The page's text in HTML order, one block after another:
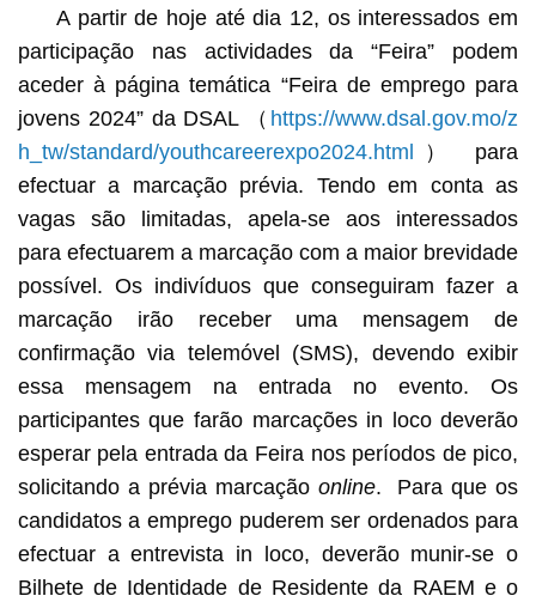
A partir de hoje até dia 12, os interessados em
participação nas actividades da “Feira” podem
aceder à página temática “Feira de emprego para
jovens 2024” da DSAL （ https://www.dsal.gov.mo/z
h_tw/standard/youthcareerexpo2024.html
） para
efectuar a marcação prévia. Tendo em conta as
vagas são limitadas, apela-se aos interessados
para efectuarem a marcação com a maior brevidade
possível. Os indivíduos que conseguiram fazer a
marcação irão receber uma mensagem de
confirmação via telemóvel (SMS), devendo exibir
essa mensagem na entrada no evento. Os
participantes que farão marcações in loco deverão
esperar pela entrada da Feira nos períodos de pico,
solicitando a prévia marcação online. Para que os
candidatos a emprego puderem ser ordenados para
efectuar a entrevista in loco, deverão munir-se o
Bilhete de Identidade de Residente da RAEM e o